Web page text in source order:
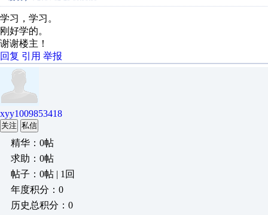
学习，学习。
刚好学的。
谢谢楼主！
回复 引用 举报
xyy1009853418
关注 私信
精华：0帖
求助：0帖
帖子：0帖 | 1回
年度积分：0
历史总积分：0